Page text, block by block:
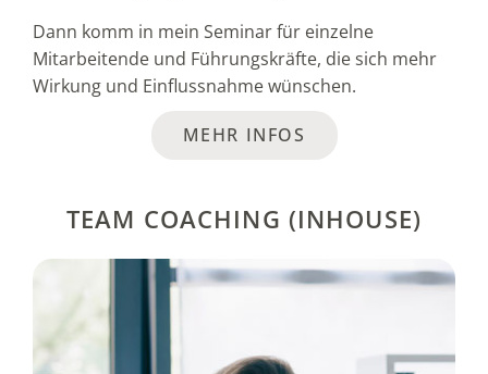
Dann komm in mein Seminar für einzelne
Mitarbeitende und Führungskräfte, die sich mehr
Wirkung und Einflussnahme wünschen.
MEHR INFOS
TEAM COACHING (INHOUSE)